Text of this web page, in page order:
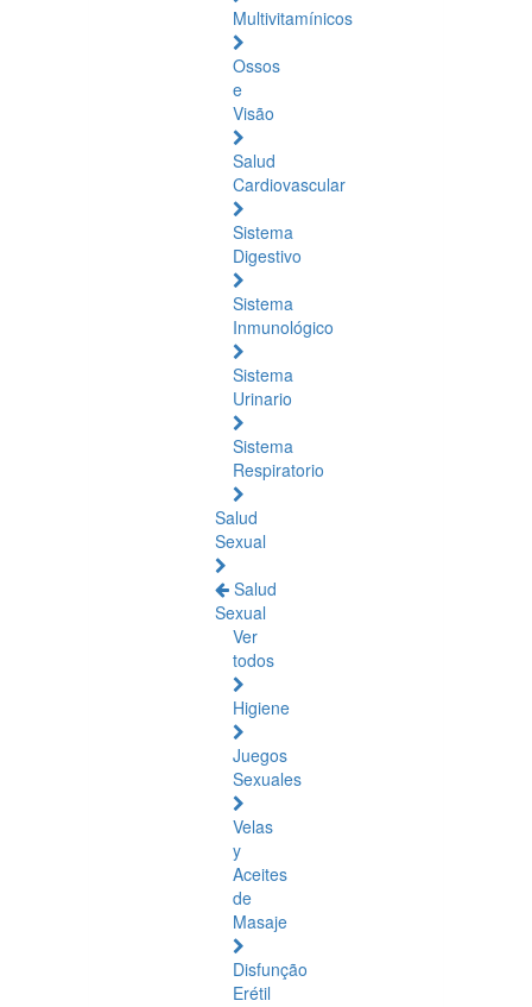
Multivitamínicos
Ossos
e
Visão
Salud
Cardiovascular
Sistema
Digestivo
Sistema
Inmunológico
Sistema
Urinario
Sistema
Respiratorio
Salud
Sexual
Salud
Sexual
Ver
todos
Higiene
Juegos
Sexuales
Velas
y
Aceites
de
Masaje
Disfunção
Erétil